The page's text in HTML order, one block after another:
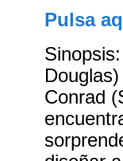
Pulsa
Conrad